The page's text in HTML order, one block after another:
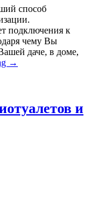
способ
подключения к
чему Вы
даче, в доме,
→
и